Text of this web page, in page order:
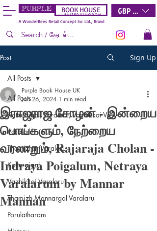
PURPLE BOOK HOUSE
A WonderBees Retail Concept Inc Ltd., Brand
GBP (£)
U N I T E D K I N G D O M
Post Sign Up
All Posts
Katturaigal, Varalaru, Vazhikkai Va
Varalaru
Thamizhar Varalaru
Katturaigal
Vazhikkai Varalaru
Thamizh Mannargal Varalaru
Porulatharam
All Posts
இராஜராஜ சோழன் - இன்றைய
பொய்களும், நேற்றைய
வரலாறும், Rajaraja Cholan -
Indraya Poigalum, Netraya
Varalarum by Mannar
Mannan
Purple Book House UK
Jan 26, 2024 1 min read